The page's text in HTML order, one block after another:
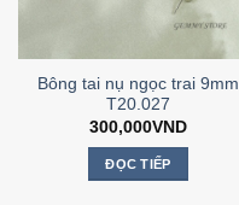
chọn
thể
được
chọn
trên
trang
Bông tai nụ ngọc trai 9mm
T20.027
300,000VND
ĐỌC TIẾP